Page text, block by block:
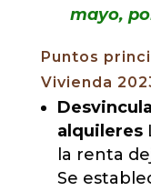
mayo,
Puntos
Vivienda
alquileres
la renta
Se